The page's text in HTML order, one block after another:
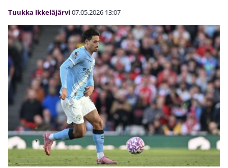
Tuukka Ikkeläjärvi 07.05.2026 13:07